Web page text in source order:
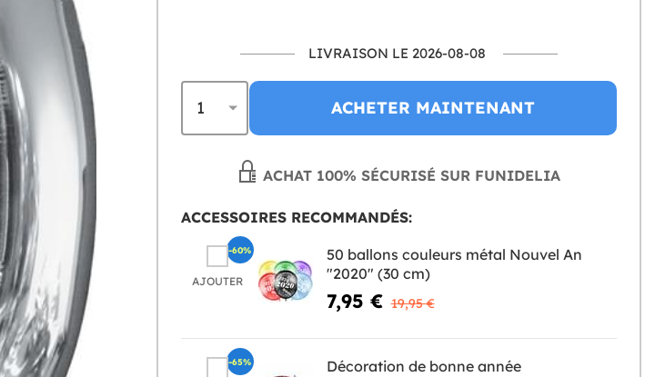
LIVRAISON LE 2026-08-08
ACHETER MAINTENANT
ACHAT 100% SÉCURISÉ SUR FUNIDELIA
ACCESSOIRES RECOMMANDÉS:
AJOUTER
50 ballons couleurs métal Nouvel An
"2020" (30 cm)
7,95 € 19,95 €
-60%
Décoration de bonne année
-65%